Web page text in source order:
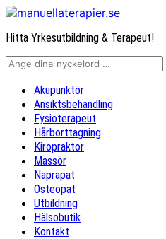
Hitta Yrkesutbildning & Terapeut!
Akupunktör
Ansiktsbehandling
Fysioterapeut
Hårborttagning
Kiropraktor
Massör
Naprapat
Osteopat
Utbildning
Hälsobutik
Kontakt